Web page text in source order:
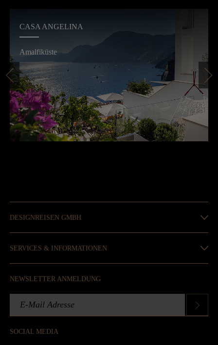
CASA ANGELINA
Amalfiküste
DESIGNREISEN GMBH
SERVICES & INFORMATIONEN
SOCIAL MEDIA
NEWSLETTER ANMELDUNG